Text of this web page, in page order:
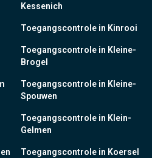
Kessenich
Toegangscontrole in Kinrooi
Toegangscontrole in Kleine-
Brogel
Toegangscontrole in Kleine-
Spouwen
Toegangscontrole in Klein-
Gelmen
Toegangscontrole in Koersel